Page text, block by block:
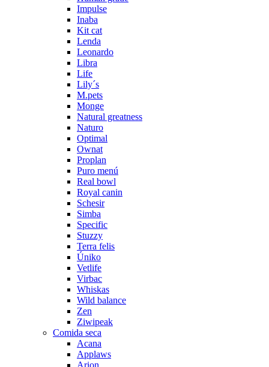
Impulse
Inaba
Kit cat
Lenda
Leonardo
Libra
Life
Lily´s
M.pets
Monge
Natural greatness
Naturo
Optimal
Ownat
Proplan
Puro menú
Real bowl
Royal canin
Schesir
Simba
Specific
Stuzzy
Terra felis
Úniko
Vetlife
Virbac
Whiskas
Wild balance
Zen
Ziwipeak
Comida seca
Acana
Applaws
Arion